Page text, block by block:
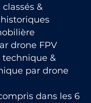
&
drone FPV
technique &
par drone
dans les 6